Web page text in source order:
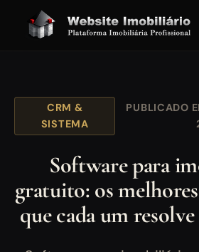
CRM &
SISTEMA
PUBLICADO
Software para
gratuito: os
que cada um